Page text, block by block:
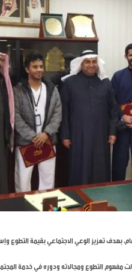
بهدف تعزيز الوعي الاجتماعي بقيمة التطوع
مفهوم التطوع ومجالاته ودوره في خدمة